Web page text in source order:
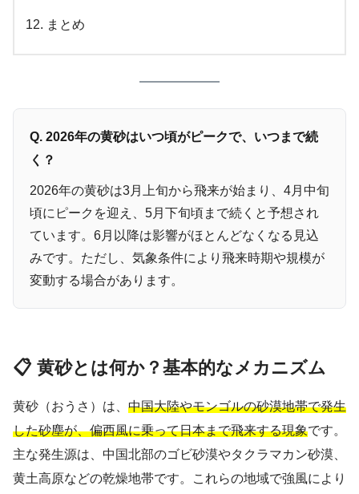
まとめ
Q. 2026年の黄砂はいつ頃がピークで、いつまで続
く？
2026年の黄砂は3月上旬から飛来が始まり、4月中旬
頃にピークを迎え、5月下旬頃まで続くと予想され
ています。6月以降は影響がほとんどなくなる見込
みです。ただし、気象条件により飛来時期や規模が
変動する場合があります。
📋 黄砂とは何か？基本的なメカニズム
黄砂（おうさ）は、 中国大陸やモンゴルの砂漠地帯で発生
した砂塵が、偏西風に乗って日本まで飛来する現象です。
主な発生源は、中国北部のゴビ砂漠やタクラマカン砂漠、
黄土高原などの乾燥地帯です。これらの地域で強風により